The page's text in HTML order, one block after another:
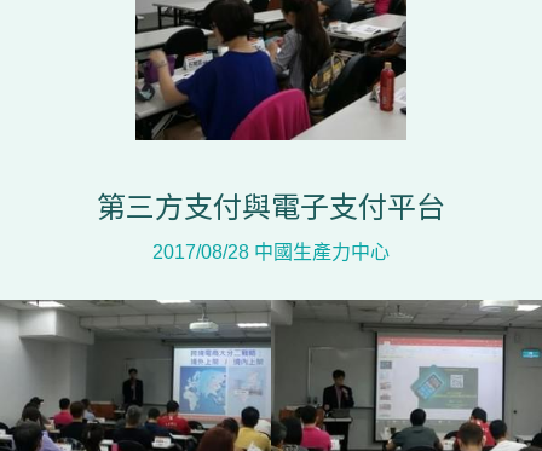
第三方支付與電子支付平台
2017/08/28 中國生產力中心